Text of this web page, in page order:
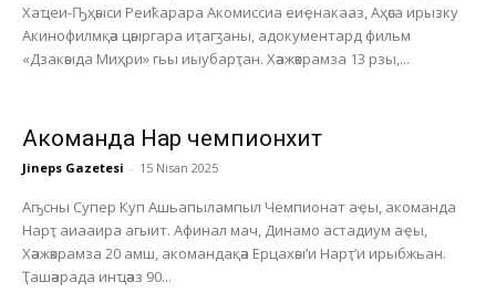
Хаҵеи-Ҧҳәыси Реиҟарара Акомиссиа еиҿнакааз, Аҳәса ирызку
Акинофилмқәа цәыргара иҭагӡаны, адокументард фильм
«Дзакәыда Миҳри» гьы иыубарҭан. Хәажәкрамза 13 рзы,...
Акоманда Нарҭ чемпионхит
Jineps Gazetesi - 15 Nisan 2025
Аҧсны Супер Куп Ашьапылампыл Чемпионат аҿы, акоманда
Нарҭ аиааира агыит. Афинал мач, Динамо астадиум аҿы,
Хәажәкрамза 20 амш, акомандақәа Ерцахәы’и Нарҭ’и ирыбжьан.
Ҭашәарада инҵәаз 90...